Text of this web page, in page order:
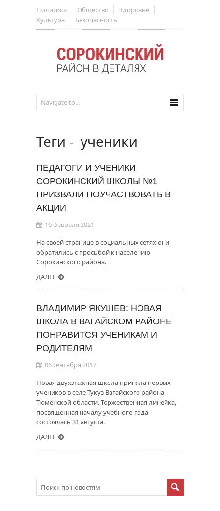
Политика Общество
Здоровье
Культура
Безопасность
Теги - ученики
ПЕДАГОГИ И УЧЕНИКИ
СОРОКИНСКИЙ ШКОЛЫ №1
ПРИЗВАЛИ ПОУЧАСТВОВАТЬ В
АКЦИИ
16 февраля 2021
На своей странице в социальных сетях они
обратились с просьбой к населению
Сорокинского района.
ДАЛЕЕ
ВЛАДИМИР ЯКУШЕВ: НОВАЯ
ШКОЛА В ВАГАЙСКОМ РАЙОНЕ
ПОНРАВИТСЯ УЧЕНИКАМ И
РОДИТЕЛЯМ
06 сентября 2017
Новая двухэтажная школа приняла первых
учеников в селе Тукуз Вагайского района
Тюменской области. Торжественная линейка,
посвященная началу учебного года
состоялась 31 августа.
ДАЛЕЕ